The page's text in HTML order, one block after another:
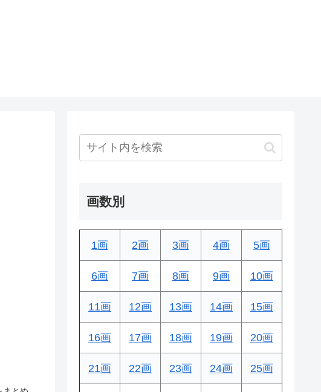
画数別
1画 2画 3画 4画 5画
6画 7画 8画 9画 10画
11画 12画 13画 14画 15画
16画 17画 18画 19画 20画
21画 22画 23画 24画 25画